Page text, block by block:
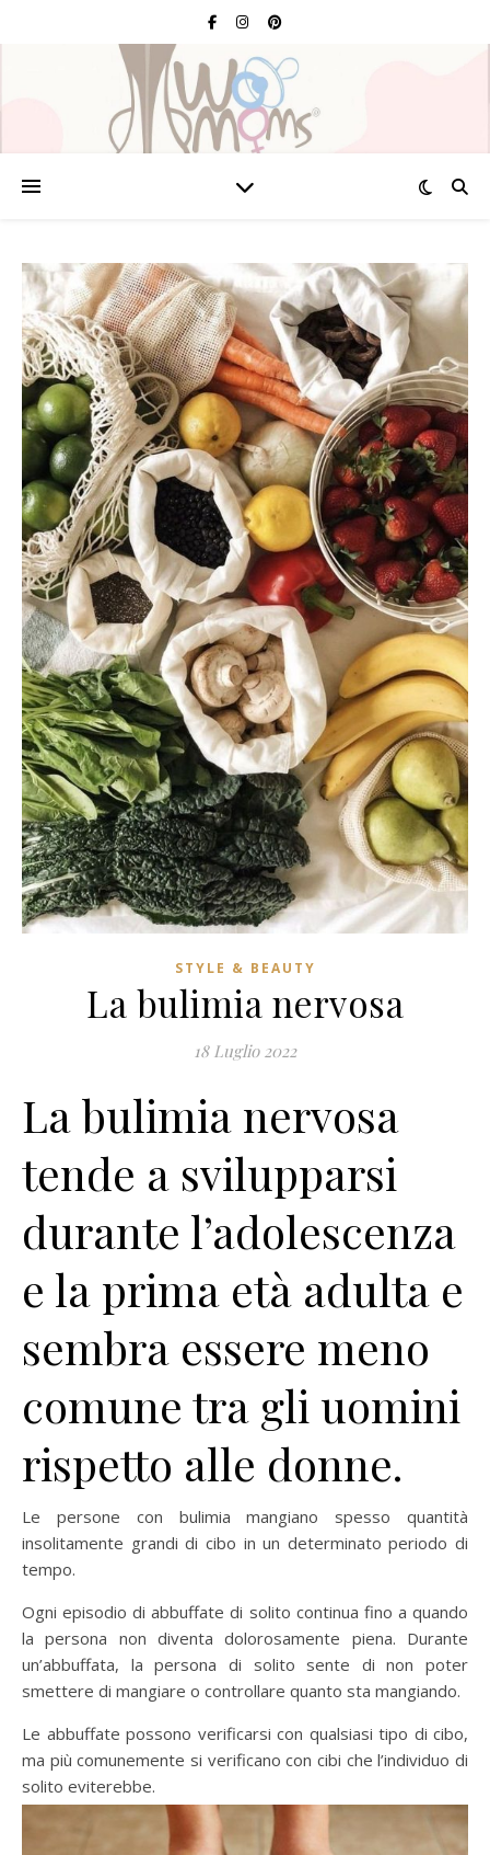
STYLE & BEAUTY
La bulimia nervosa
18 Luglio 2022
La bulimia nervosa
tende a svilupparsi
durante l’adolescenza
e la prima età adulta e
sembra essere meno
comune tra gli uomini
rispetto alle donne.
Le persone con bulimia mangiano spesso quantità
insolitamente grandi di cibo in un determinato periodo di
tempo.
Ogni episodio di abbuffate di solito continua fino a quando
la persona non diventa dolorosamente piena. Durante
un’abbuffata, la persona di solito sente di non poter
smettere di mangiare o controllare quanto sta mangiando.
Le abbuffate possono verificarsi con qualsiasi tipo di cibo,
ma più comunemente si verificano con cibi che l’individuo di
solito eviterebbe.